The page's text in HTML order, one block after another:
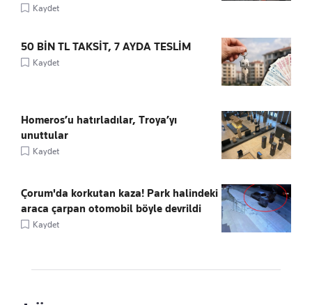
Kaydet
50 BİN TL TAKSİT, 7 AYDA TESLİM
Kaydet
Homeros’u hatırladılar, Troya’yı
unuttular
Kaydet
Çorum'da korkutan kaza! Park halindeki
araca çarpan otomobil böyle devrildi
Kaydet